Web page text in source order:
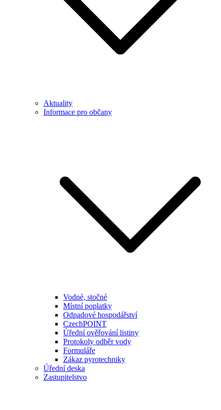
Aktuality
Informace pro občany
Vodné, stočné
Místní poplatky
Odpadové hospodářství
CzechPOINT
Úřední ověřování listiny
Protokoly odběr vody
Formuláře
Zákaz pyrotechniky
Úřední deska
Zastupitelstvo